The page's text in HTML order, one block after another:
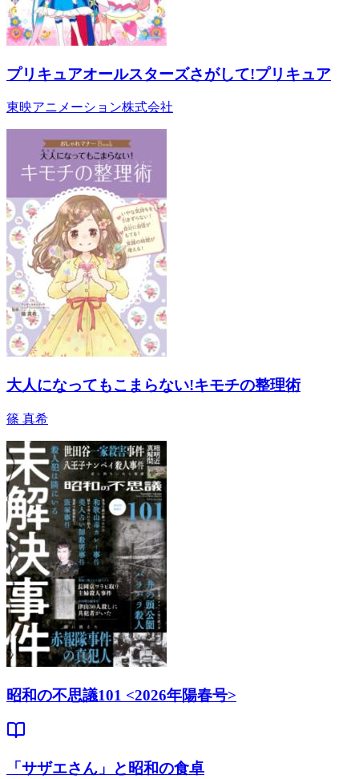
プリキュアオールスターズさがして!プリキュア
東映アニメーション株式会社
大人になってもこまらない!キモチの整理術
篠 真希
昭和の不思議101 <2026年陽春号>
「サザエさん」と昭和の食卓